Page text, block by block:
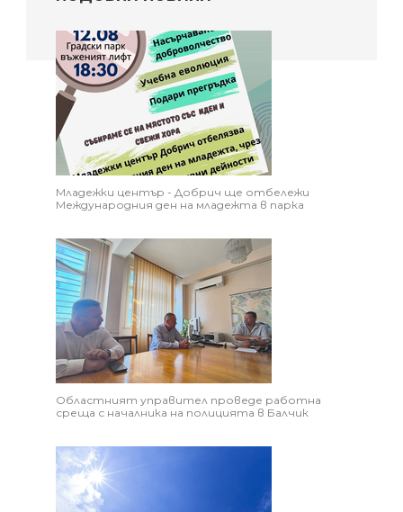
Младежки център - Добрич ще отбележи
Международния ден на младежта в парка
Областният управител проведе работна
среща с началника на полицията в Балчик